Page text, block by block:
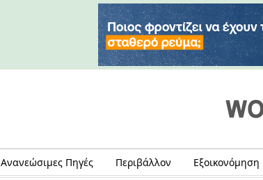
Ανανεώσιμες Πηγές Περιβάλλον Εξοικονόμηση